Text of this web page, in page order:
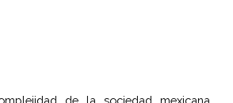
de la sociedad mexicana